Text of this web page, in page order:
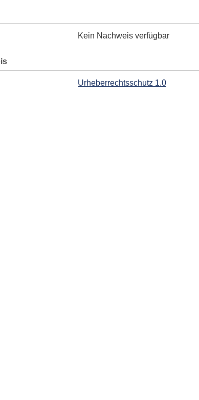
Kein Nachweis verfügbar
Urheberrechtsschutz 1.0